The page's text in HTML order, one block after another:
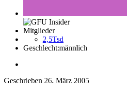
Mitglieder
2,5Tsd
Geschlecht:männlich
Geschrieben 26. März 2005